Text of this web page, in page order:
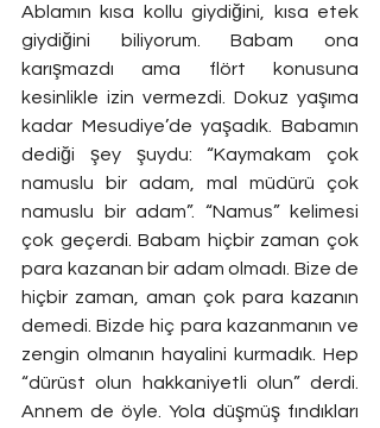
Ablamın kısa kollu giydiğini, kısa etek
giydiğini biliyorum. Babam ona
karışmazdı ama flört konusuna
kesinlikle izin vermezdi. Dokuz yaşıma
kadar Mesudiye’de yaşadık. Babamın
dediği şey şuydu: “Kaymakam çok
namuslu bir adam, mal müdürü çok
namuslu bir adam”. “Namus” kelimesi
çok geçerdi. Babam hiçbir zaman çok
para kazanan bir adam olmadı. Bize de
hiçbir zaman, aman çok para kazanın
demedi. Bizde hiç para kazanmanın ve
zengin olmanın hayalini kurmadık. Hep
“dürüst olun hakkaniyetli olun” derdi.
Annem de öyle. Yola düşmüş fındıkları